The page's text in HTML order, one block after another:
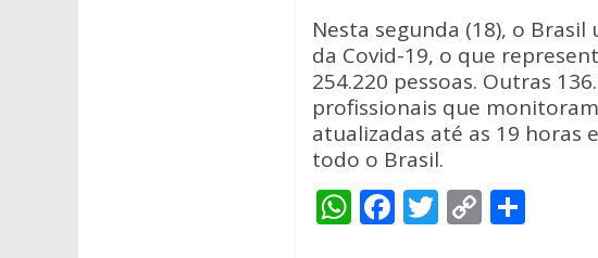
Nesta segunda (18), o
da Covid-19, o que
254.220 pessoas. Outras
profissionais que
atualizadas até as 19 horas
todo o Brasil.
W F T C